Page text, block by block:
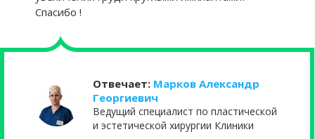
Спасибо !
Отвечает: Марков Александр
Георгиевич
Ведущий специалист по пластической
и эстетической хирургии Клиники